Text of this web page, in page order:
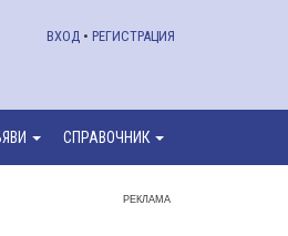
ВХОД • РЕГИСТРАЦИЯ
СПРАВОЧНИК
РЕКЛАМА